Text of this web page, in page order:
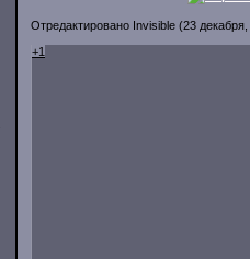
Отредактировано Invisible (23 декабря,
+1